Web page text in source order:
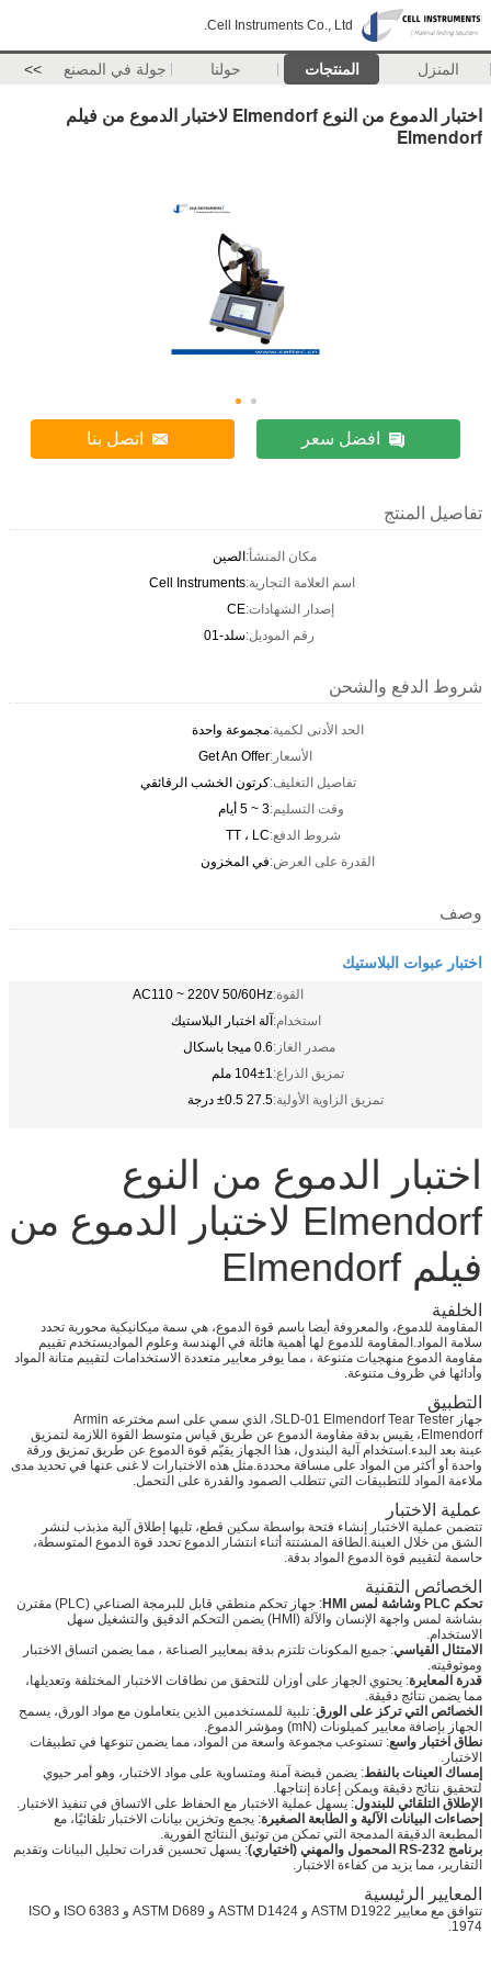
Cell Instruments Co., Ltd.
المنزل المنتجات حولنا جولة في المصنع >>
اختبار الدموع من النوع Elmendorf لاختبار الدموع من فيلم
Elmendorf
افضل سعر اتصل بنا
تفاصيل المنتج
مكان المنشأ:الصين
اسم العلامة التجارية:Cell Instruments
إصدار الشهادات:CE
رقم الموديل:سلد-01
شروط الدفع والشحن
الحد الأدنى لكمية:مجموعة واحدة
الأسعار:Get An Offer
تفاصيل التغليف:كرتون الخشب الرقائقي
وقت التسليم:3 ~ 5 أيام
شروط الدفع:TT ، LC
القدرة على العرض:في المخزون
وصف
اختبار عبوات البلاستيك
القوة:AC110 ~ 220V 50/60Hz
استخدام:آلة اختبار البلاستيك
مصدر الغاز:0.6 ميجا باسكال
تمزيق الذراع:104±1 ملم
تمزيق الزاوية الأولية:27.5 ±0.5 درجة
اختبار الدموع من النوع
Elmendorf لاختبار الدموع من
فيلم Elmendorf
الخلفية
المقاومة للدموع، والمعروفة أيضا باسم قوة الدموع، هي سمة ميكانيكية محورية تحدد
سلامة المواد.المقاومة للدموع لها أهمية هائلة في الهندسة وعلوم المواديستخدم تقييم
مقاومة الدموع منهجيات متنوعة ، مما يوفر معايير متعددة الاستخدامات لتقييم متانة المواد
وأدائها في ظروف متنوعة.
التطبيق
جهاز SLD-01 Elmendorf Tear Tester، الذي سمي على اسم مخترعه Armin
Elmendorf، يقيس بدقة مقاومة الدموع عن طريق قياس متوسط القوة اللازمة لتمزيق
عينة بعد البدء.استخدام آلية البندول، هذا الجهاز يقيّم قوة الدموع عن طريق تمزيق ورقة
واحدة أو أكثر من المواد على مسافة محددة.مثل هذه الاختبارات لا غنى عنها في تحديد مدى
ملاءمة المواد للتطبيقات التي تتطلب الصمود والقدرة على التحمل.
عملية الاختبار
تتضمن عملية الاختبار إنشاء فتحة بواسطة سكين قطع، تليها إطلاق آلية مذبذب لنشر
الشق من خلال العينة.الطاقة المشتتة أثناء انتشار الدموع تحدد قوة الدموع المتوسطة،
حاسمة لتقييم قوة الدموع المواد بدقة.
الخصائص التقنية
تحكم PLC وشاشة لمس HMI
: جهاز تحكم منطقي قابل للبرمجة الصناعي (PLC) مقترن
بشاشة لمس واجهة الإنسان والآلة (HMI) يضمن التحكم الدقيق والتشغيل سهل
الاستخدام.
الامتثال القياسي: جميع المكونات تلتزم بدقة بمعايير الصناعة ، مما يضمن اتساق الاختبار
وموثوقيته.
قدرة المعايرة: يحتوي الجهاز على أوزان للتحقق من نطاقات الاختبار المختلفة وتعديلها،
مما يضمن نتائج دقيقة.
الخصائص التي تركز على الورق: تلبية للمستخدمين الذين يتعاملون مع مواد الورق، يسمح
الجهاز بإضافة معايير كميلونات (mN) ومؤشر الدموع.
نطاق اختبار واسع: تستوعب مجموعة واسعة من المواد، مما يضمن تنوعها في تطبيقات
الاختبار.
إمساك العينات بالنفط: يضمن قبضة آمنة ومتساوية على مواد الاختبار، وهو أمر حيوي
لتحقيق نتائج دقيقة ويمكن إعادة إنتاجها.
الإطلاق التلقائي للبندول: يسهل عملية الاختبار مع الحفاظ على الاتساق في تنفيذ الاختبار.
إحصاءات البيانات الآلية و الطابعة الصغيرة: يجمع وتخزين بيانات الاختبار تلقائيًا، مع
المطبعة الدقيقة المدمجة التي تمكن من توثيق النتائج الفورية.
برنامج RS-232 المحمول والمهني (اختياري)
: يسهل تحسين قدرات تحليل البيانات وتقديم
التقارير، مما يزيد من كفاءة الاختبار.
المعايير الرئيسية
تتوافق مع معايير ASTM D1922 و ASTM D1424 و ASTM D689 و ISO 6383 و ISO
1974.